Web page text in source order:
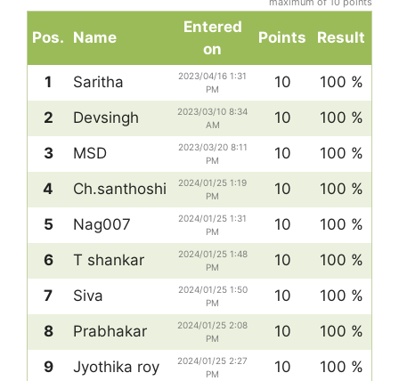
Pos. Name
Entered
on
Points Result
1 Saritha
2023/04/16 1:31
PM
10
100 %
2
Devsingh
2023/03/10 8:34
AM
10
100 %
3
MSD
2023/03/20 8:11
PM
10
100 %
4
Ch.santhoshi
2024/01/25 1:19
PM
10
100 %
5
Nag007
2024/01/25 1:31
PM
10
100 %
6
T shankar
2024/01/25 1:48
PM
10
100 %
7
Siva
2024/01/25 1:50
PM
10
100 %
8
Prabhakar
2024/01/25 2:08
PM
10
100 %
9
Jyothika roy
2024/01/25 2:27
PM
10
100 %